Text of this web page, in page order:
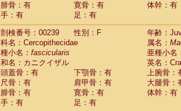
腓骨：有
寛骨：有
体幹：有
手：有
足：有
剖検番号：00239
性別：F
年齢：
科名：Cercopithecidae
属名：
種小名： fascicularis
亜種小名
和名：カニクイザル
英名：
頭蓋骨：有
下顎骨：有
上腕骨：
尺骨：有
肩甲骨：有
大腿骨：
腓骨：有
寛骨：有
体幹：有
手：有
足：有